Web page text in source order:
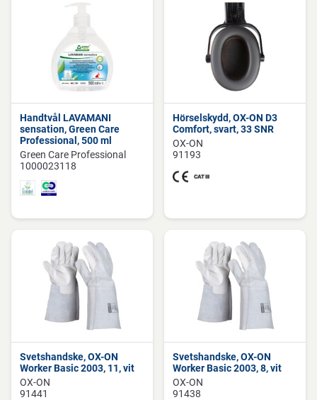
Handtvål LAVAMANI
sensation, Green Care
Professional, 500 ml
Green Care Professional
1000023118
Hörselskydd, OX-ON D3
Comfort, svart, 33 SNR
OX-ON
91193
Svetshandske, OX-ON
Worker Basic 2003, 11, vit
OX-ON
91441
Svetshandske, OX-ON
Worker Basic 2003, 8, vit
OX-ON
91438